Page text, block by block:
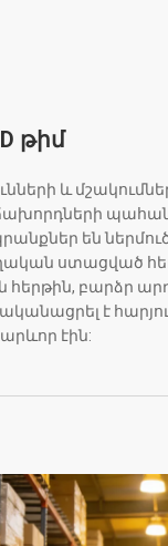
թիմ
և
են
ստացված
բարձր
է
էին: